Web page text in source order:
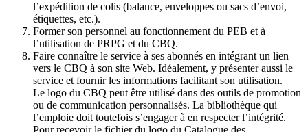
l’expédition de colis (balance, enveloppes ou sacs d’envoi,
étiquettes, etc.).
Former son personnel au fonctionnement du PEB et à
l’utilisation de PRPG et du CBQ.
Faire connaître le service à ses abonnés en intégrant un lien
vers le CBQ à son site Web. Idéalement, y présenter aussi le
service et fournir les informations facilitant son utilisation.
Le logo du CBQ peut être utilisé dans des outils de promotion
ou de communication personnalisés. La bibliothèque qui
l’emploie doit toutefois s’engager à en respecter l’intégrité.
Pour recevoir le fichier du logo du Catalogue des